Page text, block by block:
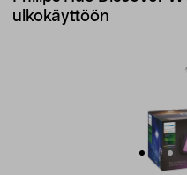
ulkokäyttöön